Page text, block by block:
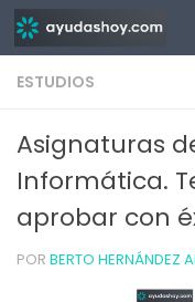
Saltar al
ESTUDIOS
Asignaturas
Informática.
aprobar con
POR BERTO HERNÁNDEZ